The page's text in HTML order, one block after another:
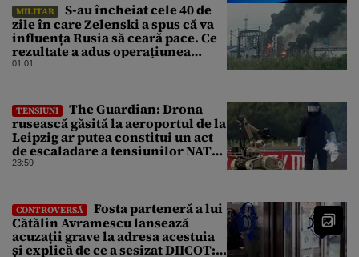
MILITAR
S-au încheiat cele 40 de
zile în care Zelenski a spus că va
influența Rusia să ceară pace. Ce
rezultate a adus operațiunea
Kievului
01:01
TENSIUNI
The Guardian: Drona
rusească găsită la aeroportul de la
Leipzig ar putea constitui un act
de escaladare a tensiunilor NATO-
Rusia
23:59
CONTROVERSĂ
Fosta parteneră a lui
Cătălin Avramescu lansează
acuzații grave la adresa acestuia
și explică de ce a sesizat DIICOT: